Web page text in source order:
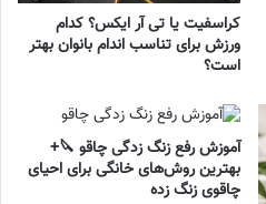
کراسفیت یا تی آر ایکس؟ کدام
ورزش برای تناسب اندام بانوان بهتر
است؟
آموزش رفع زنگ زدگی چاقو 🔪+
بهترین روش‌های خانگی برای احیای
چاقوی زنگ زده